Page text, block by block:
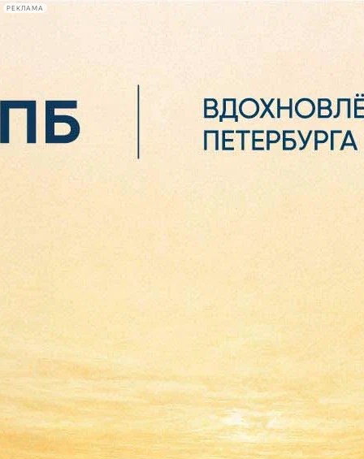
РЕКЛАМА
Сегодня:
2026.08.07
07:38
В Ботаническом саду
выставили "Валерия
Гергиева"